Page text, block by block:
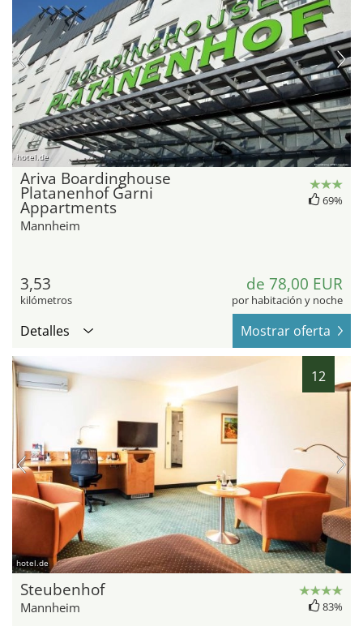
hotel.de
Ariva Boardinghouse
Platanenhof Garni
Appartments
Mannheim
69%
3,53
kilómetros
de 78,00 EUR
por habitación y noche
Detalles Mostrar oferta
12
hotel.de
Steubenhof
Mannheim 83%